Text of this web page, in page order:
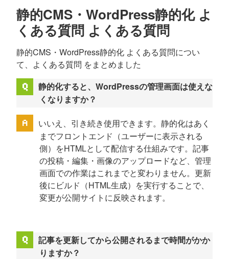
静的CMS・WordPress静的化 よ
くある質問 よくある質問
静的CMS・WordPress静的化 よくある質問につい
て、よくある質問 をまとめました
静的化すると、WordPressの管理画面は使えな
くなりますか？
いいえ、引き続き使用できます。静的化はあく
までフロントエンド（ユーザーに表示される
側）をHTMLとして配信する仕組みです。記事
の投稿・編集・画像のアップロードなど、管理
画面での作業はこれまでと変わりません。更新
後にビルド（HTML生成）を実行することで、
変更が公開サイトに反映されます。
記事を更新してから公開されるまで時間がかか
りますか？